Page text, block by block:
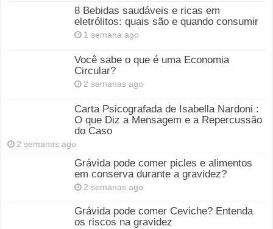
8 Bebidas saudáveis e ricas em
eletrólitos: quais são e quando consumir
1 semana ago
Você sabe o que é uma Economia
Circular?
2 semanas ago
Carta Psicografada de Isabella Nardoni :
O que Diz a Mensagem e a Repercussão
do Caso
2 semanas ago
Grávida pode comer picles e alimentos
em conserva durante a gravidez?
2 semanas ago
Grávida pode comer Ceviche? Entenda
os riscos na gravidez